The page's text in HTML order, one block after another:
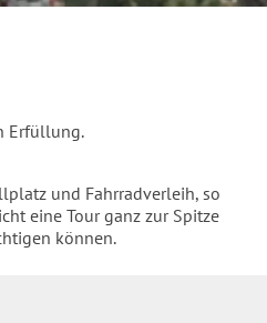
Erfüllung.
und Fahrradverleih, so
eine Tour ganz zur Spitze
können.